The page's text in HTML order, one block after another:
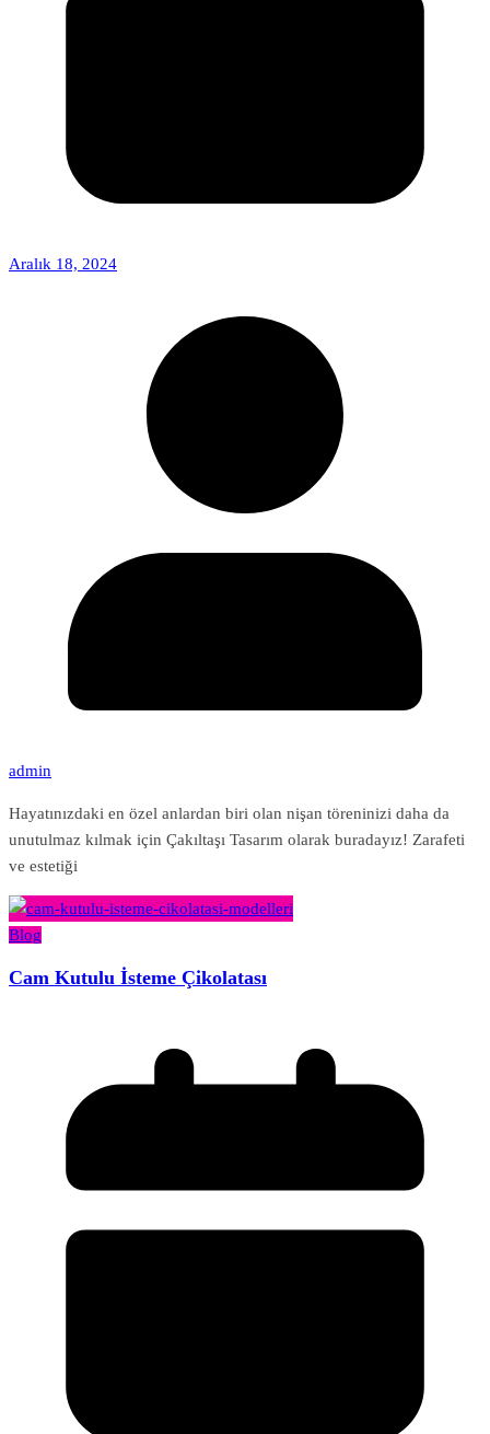
Aralık 18, 2024
admin
Hayatınızdaki en özel anlardan biri olan nişan töreninizi daha da
unutulmaz kılmak için Çakıltaşı Tasarım olarak buradayız! Zarafeti
ve estetiği
Blog
Cam Kutulu İsteme Çikolatası